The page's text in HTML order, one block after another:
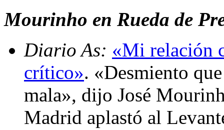
Mourinho en Rueda de
Diario As: «Mi relación
crítico». «Desmiento
mala», dijo José
Madrid aplastó al